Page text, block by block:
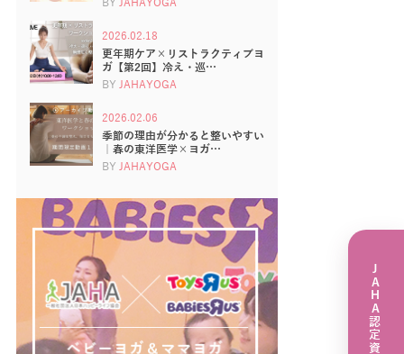
2026.02.18
更年期ケア×リストラクティブヨ
ガ【第2回】冷え・巡…
BY JAHAYOGA
2026.02.06
季節の理由が分かると整いやすい
｜春の東洋医学×ヨガ…
BY JAHAYOGA